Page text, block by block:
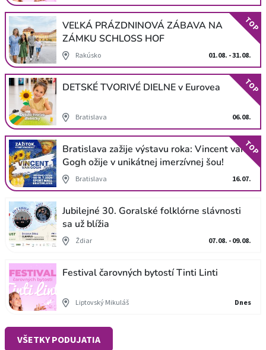
VEĽKÁ PRÁZDNINOVÁ ZÁBAVA NA
ZÁMKU SCHLOSS HOF
Rakúsko 01.08. - 31.08.
TOP
DETSKÉ TVORIVÉ DIELNE v Eurovea
Bratislava 06.08.
TOP
Bratislava zažije výstavu roka: Vincent van
Gogh ožije v unikátnej imerzívnej šou!
Bratislava 16.07.
TOP
Jubilejné 30. Goralské folklórne slávnosti
sa už blížia
Ždiar 07.08. - 09.08.
Festival čarovných bytostí Tinti Linti
Liptovský Mikuláš Dnes
VŠETKY PODUJATIA